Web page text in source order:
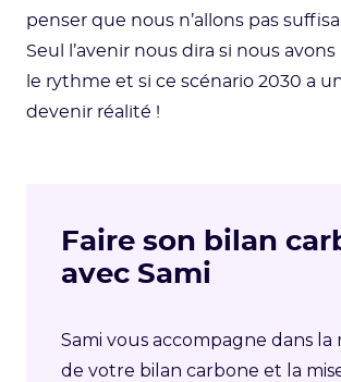
penser que nous n’allons pas
Seul l’avenir nous dira si nous
le rythme et si ce scénario 2030 a
devenir réalité !
Faire son bilan
avec Sami
Sami vous accompagne dans la
de votre bilan carbone et la